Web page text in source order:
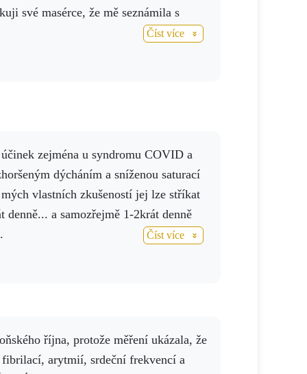
své masérce, že mě seznámila s
Číst více
dýcháním a sníženou saturací
vlastních zkušeností jej lze stříkat
denně... a samozřejmě 1-2krát denně
Číst více
fibrilací, arytmií, srdeční frekvencí a